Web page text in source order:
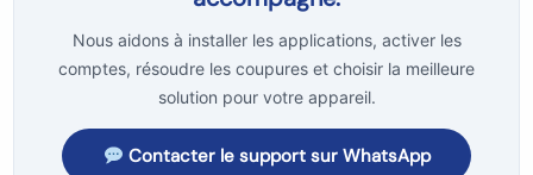
Nous aidons à installer les applications, activer les
comptes, résoudre les coupures et choisir la meilleure
solution pour votre appareil.
Contacter le support sur WhatsApp